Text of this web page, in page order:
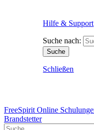
Hilfe & Support
Suche nach:
Schließen
FreeSpirit Online
Brandstetter